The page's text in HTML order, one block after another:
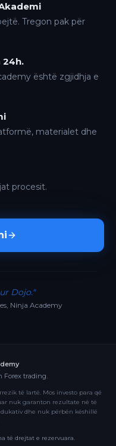
Tregon pak për
24h.
është zgjidhja e
materialet dhe
procesit.
Dojo."
Ninja Academy
Forex trading.
të lartë. Mos investo para që
nuk garanton rezultate në të
dhe nuk përbën këshillë
të drejtat e rezervuara.